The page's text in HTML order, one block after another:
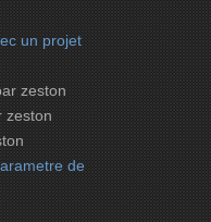
un projet
zeston
zeston
de